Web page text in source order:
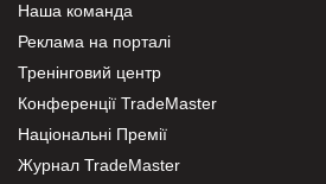
Наша команда
Реклама на порталі
Тренінговий центр
Конференції TradeMaster
Національні Премії
Журнал TradeMaster